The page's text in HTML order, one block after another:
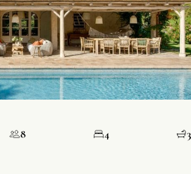
8 4 3